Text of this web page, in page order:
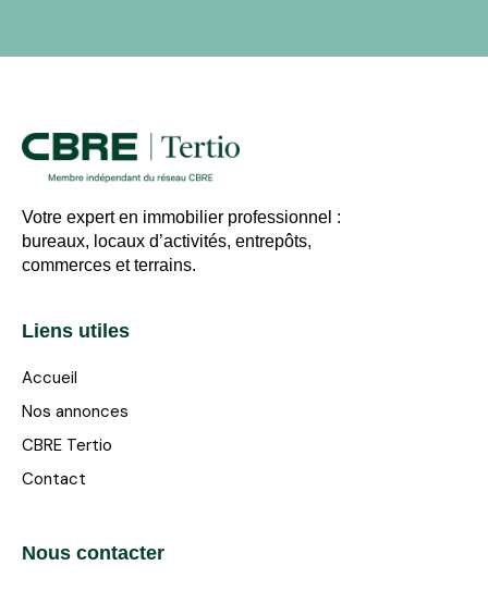
Votre expert en immobilier professionnel :
bureaux, locaux d’activités, entrepôts,
commerces et terrains.
Liens utiles
Accueil
Nos annonces
CBRE Tertio
Contact
Nous contacter